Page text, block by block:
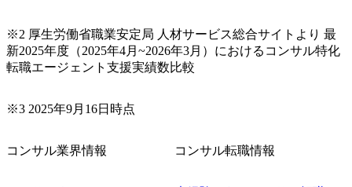
定 ・全社デジタルトランスフォーメーション企画構想 ・業
務/組織/システムの現状分析/RPA選定/導入/実装 ・プライベ
ート/パブリッククラウド導入 ・AI活用による業務効率化/
企画 ・Disruptive Technologyを活用した新規事業の立案/推
上げていきたい ・サービスやソリューションに捉われず、
※2 厚生労働省職業安定局 人材サービス総合サイトより 最
新2025年度（2025年4月~2026年3月）におけるコンサル特化
転職エージェント支援実績数比較
※3 2025年9月16日時点
コンサル業界情報 コンサル転職情報